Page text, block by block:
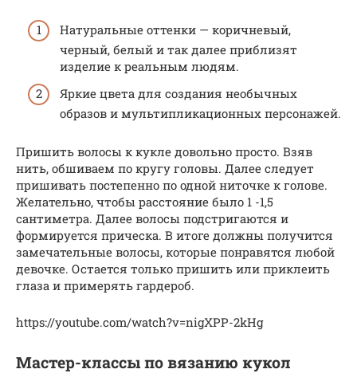
Натуральные оттенки — коричневый,
черный, белый и так далее приблизят
изделие к реальным людям.
Яркие цвета для создания необычных
образов и мультипликационных персонажей.
Пришить волосы к кукле довольно просто. Взяв
нить, обшиваем по кругу головы. Далее следует
пришивать постепенно по одной ниточке к голове.
Желательно, чтобы расстояние было 1 -1,5
сантиметра. Далее волосы подстригаются и
формируется прическа. В итоге должны получится
замечательные волосы, которые понравятся любой
девочке. Остается только пришить или приклеить
глаза и примерять гардероб.
https://youtube.com/watch?v=nigXPP-2kHg
Мастер-классы по вязанию кукол